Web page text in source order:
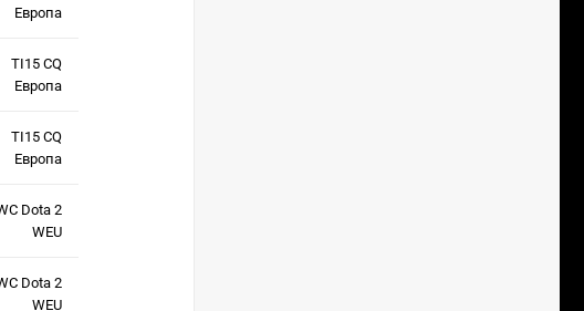
Европа
TI15 CQ
Европа
TI15 CQ
Европа
Dota 2
WEU
Dota 2
WEU